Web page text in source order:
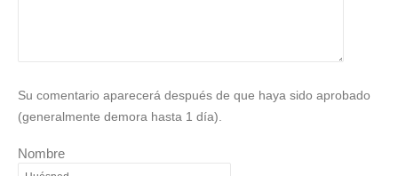
Su comentario aparecerá después de que haya sido aprobado
(generalmente demora hasta 1 día).
Nombre